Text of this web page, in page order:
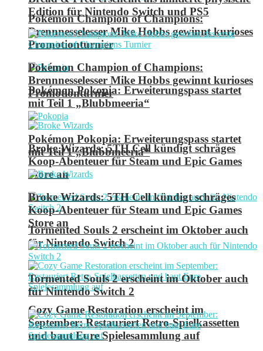
Pokémon Champion of Champions:
Brennnesselesser Mike Hobbs gewinnt kurioses
Promotionturnier
Pokémon Pokopia: Erweiterungspass startet
mit Teil 1 „Blubbmeeria“
Broke Wizards: 5TH Cell kündigt schräges
Koop-Abenteuer für Steam und Epic Games
Store an
Tormented Souls 2 erscheint im Oktober auch
für Nintendo Switch 2
Cozy Game Restoration erscheint im
September: Restauriert Retro-Spielkassetten
und baut Eure Spielesammlung auf
Edition für Nintendo Switch und PS5
Pokémon Champion of Champions:
Brennnesselesser Mike Hobbs gewinnt kurioses
Promotionturnier
Pokémon Pokopia: Erweiterungspass startet
mit Teil 1 „Blubbmeeria“
Broke Wizards: 5TH Cell kündigt schräges
Koop-Abenteuer für Steam und Epic Games
Store an
Tormented Souls 2 erscheint im Oktober auch
für Nintendo Switch 2